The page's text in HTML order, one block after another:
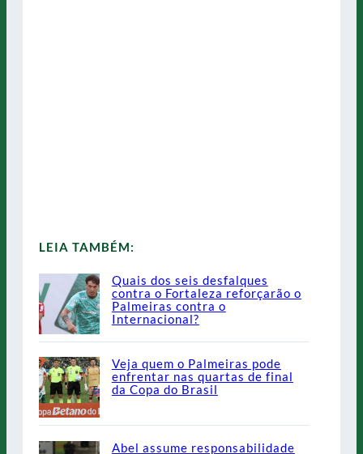
LEIA TAMBÉM:
Quais dos seis desfalques
contra o Fortaleza reforçarão o
Palmeiras contra o
Internacional?
Veja quem o Palmeiras pode
enfrentar nas quartas de final
da Copa do Brasil
Abel assume responsabilidade